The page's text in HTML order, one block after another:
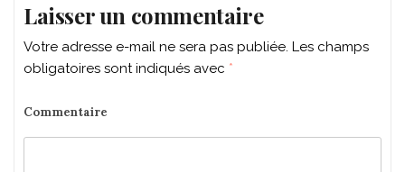
Laisser un commentaire
Votre adresse e-mail ne sera pas publiée. Les champs
obligatoires sont indiqués avec *
Commentaire